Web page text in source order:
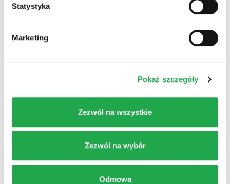
Statystyka
Marketing
Pokaż szczegóły
Zezwól na wszystkie
Zezwól na wybór
Odmowa
starannie wyselekcjonowany, zróżnicowany asortyment
WIĘCEJ INFORMACJI